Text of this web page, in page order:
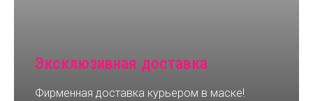
Эксклюзивная доставка
Фирменная доставка курьером в маске!